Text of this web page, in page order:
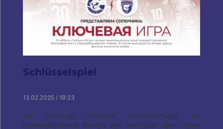
Schlüsselspiel
13.02.2025 / 19:23
Am Samstag bestreitet Gazprom-Yugra mit
Novokuybyshevsk Novaya das wichtigste Spiel seiner